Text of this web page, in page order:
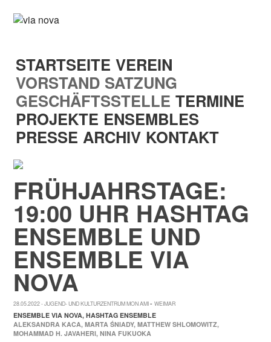
STARTSEITE VEREIN
VORSTAND SATZUNG
GESCHÄFTSSTELLE TERMINE
PROJEKTE ENSEMBLES
PRESSE ARCHIV KONTAKT
FRÜHJAHRSTAGE:
19:00 UHR HASHTAG
ENSEMBLE UND
ENSEMBLE VIA
NOVA
28.05.2022 JUGEND- UND KULTURZENTRUM MON AMI-WEIMAR
ENSEMBLE VIA NOVA HASHTAG ENSEMBLE
ALEKSANDRA KACA MARTA ŚNIADY MATTHEW SHLOMOWITZ
MOHAMMAD H. JAVAHERI NINA FUKUOKA